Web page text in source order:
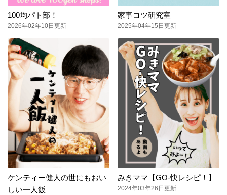
100均パト部！
2026年02年10日更新
家事コツ研究室
2025年04年15日更新
ケンティー健人の世にもおい
しい一人飯
みきママ【GO-快レシピ！】
2024年03年26日更新